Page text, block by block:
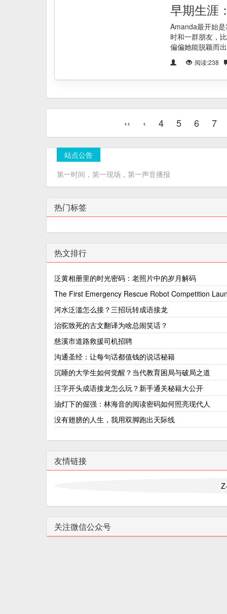
早期生涯
Amanda最开始
时和一群朋友，
偏偏她能脱颖而
阅读:238
‹‹ ‹ 4 5 6 7
站点公告
第一时间，第一现场，第一声音播报
热门标签
热文排行
泛黄相册里的时光密码：老照片中的岁月解码
The First Emergency Rescue Robot Competition
河水泛滥怎么接？三招玩转成语接龙
治驼致死的古文翻译为啥总闹笑话？
慈溪市道路救援司机招聘
沟通圣经：让每句话都值钱的说话秘籍
沉睡的大学生如何觉醒？当代教育困局与破局之道
汪字开头成语接龙怎么玩？新手通关秘籍大公开
油灯下的倔强：林海音的阅读密码如何照亮现代人
没有翅膀的人生，我用双脚跑出天际线
友情链接
关注微信公众号